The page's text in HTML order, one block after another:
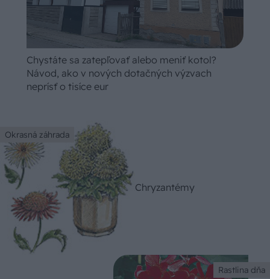
Chystáte sa zatepľovať alebo meniť kotol?
Návod, ako v nových dotačných výzvach
neprísť o tisíce eur
Okrasná záhrada
Chryzantémy
Rastlina dňa